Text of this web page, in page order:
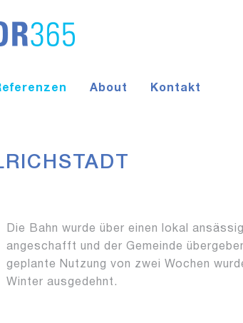
About Kontakt
Die Bahn wurde über einen lokal
angeschafft und der Gemeinde
geplante Nutzung von zwei Wochen
Winter ausgedehnt.